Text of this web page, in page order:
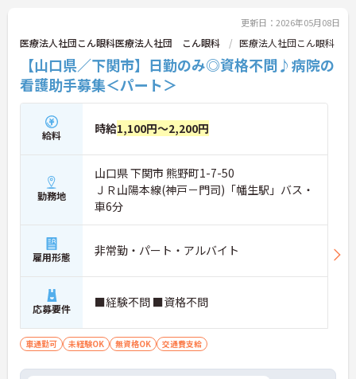
更新日：2026年05月08日
医療法人社団こん眼科医療法人社団 こん眼科 医療法人社団こん眼科
【山口県／下関市】日勤のみ◎資格不問♪病院の
看護助手募集＜パート＞
給料 時給1,100円～2,200円
勤務地
山口県 下関市 熊野町1-7-50
ＪＲ山陽本線(神戸－門司)「幡生駅」バス・
車6分
雇用形態 非常勤・パート・アルバイト
応募要件 ■経験不問 ■資格不問
車通勤可 未経験OK 無資格OK 交通費支給